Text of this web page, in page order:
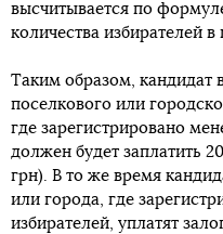
высчитывается по
количества избирателей в
Таким образом, кандидат
поселкового или
где зарегистрировано
должен будет заплатить
грн). В то же время
или города, где
избирателей, уплатят